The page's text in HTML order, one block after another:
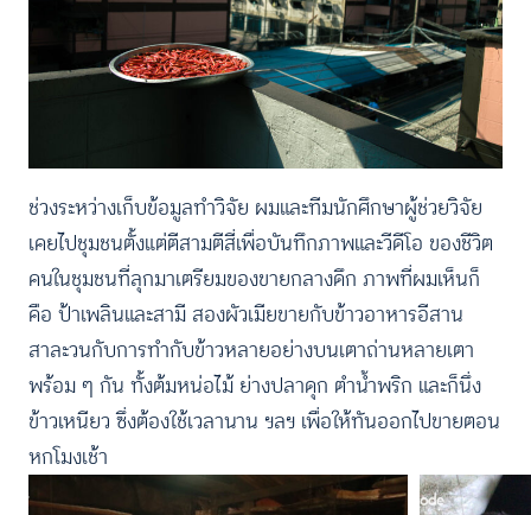
ช่วงระหว่างเก็บข้อมูลทำวิจัย ผมและทีมนักศึกษาผู้ช่วยวิจัย
เคยไปชุมชนตั้งแต่ตีสามตีสี่เพื่อบันทึกภาพและวีดีโอ ของชีวิต
คนในชุมชนที่ลุกมาเตรียมของขายกลางดึก ภาพที่ผมเห็นก็
คือ ป้าเพลินและสามี สองผัวเมียขายกับข้าวอาหารอีสาน
สาละวนกับการทำกับข้าวหลายอย่างบนเตาถ่านหลายเตา
พร้อม ๆ กัน ทั้งต้มหน่อไม้ ย่างปลาดุก ตำน้ำพริก และก็นึ่ง
ข้าวเหนียว ซึ่งต้องใช้เวลานาน ฯลฯ เพื่อให้ทันออกไปขายตอน
หกโมงเช้า